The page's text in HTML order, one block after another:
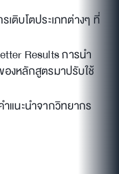
ติบโตประเภทต่างๆ ที่
Results การนำ
องหลักสูตรมาปรับใช้
แนะนำจากวิทยากร